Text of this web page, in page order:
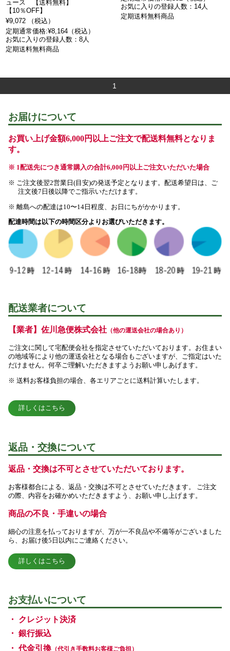
ュース 【送料無料】
【10％OFF】
¥9,072 （税込）
定期通常価格:¥8,164（税込）
お気に入りの登録人数：8人
定期送料無料商品
お気に入りの登録人数：14人
定期送料無料商品
1